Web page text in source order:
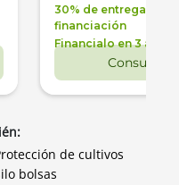
30% de entrega +
financiación
Financialo en 3 años
Consultar
de cultivos
bolsas